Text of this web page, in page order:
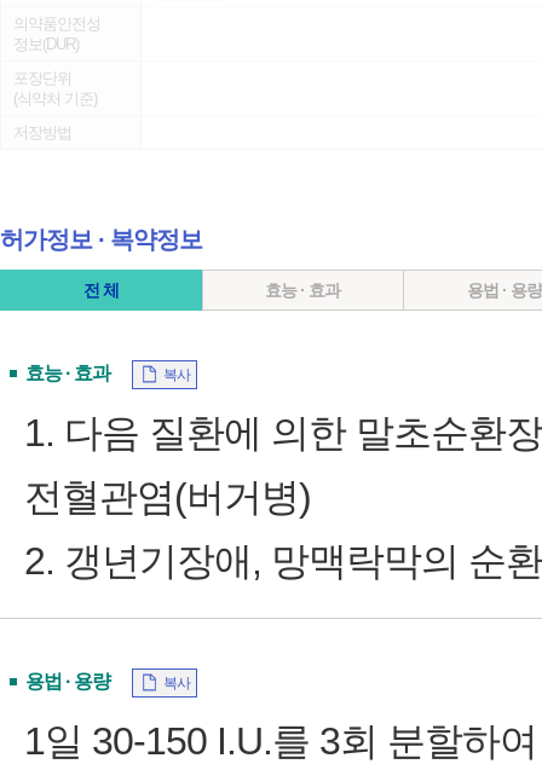
의약품안전성
정보(DUR)
포장단위
(식약처 기준)
저장방법
허가정보 ∙ 복약정보
전 체 효능 · 효과 용법 · 용량
효능 · 효과 복사
1. 다음 질환에 의한 말초순환
전혈관염(버거병)
2. 갱년기장애, 망맥락막의 순
용법 · 용량 복사
1일 30‑150 I.U.를 3회 분할하